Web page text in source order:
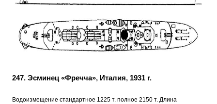
247. Эсминец «Фречча», Италия, 1931 r.
Водоизмещение стандартное 1225 т. полное 2150 т. Длина